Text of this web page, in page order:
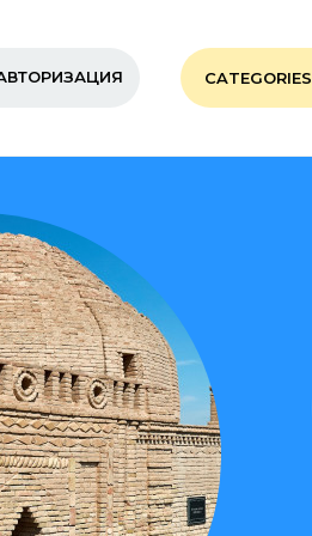
CATEGORIES